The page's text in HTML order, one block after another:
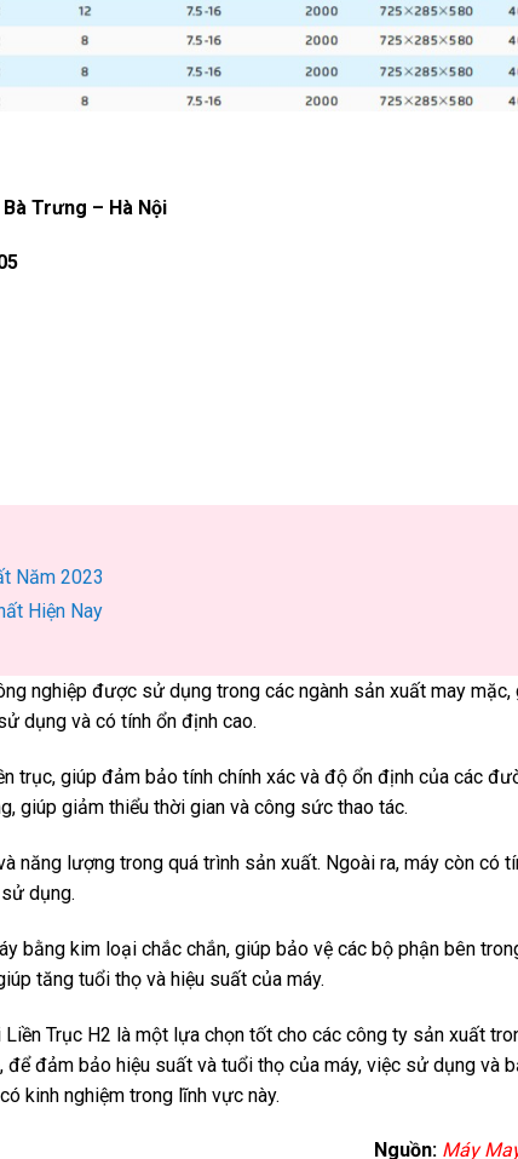
Trưng – Hà Nội
Năm 2023
Hiện Nay
nghiệp được sử dụng trong các ngành sản xuất may mặc,
dụng và có tính ổn định cao.
trục, giúp đảm bảo tính chính xác và độ ổn định của các
giúp giảm thiểu thời gian và công sức thao tác.
năng lượng trong quá trình sản xuất. Ngoài ra, máy còn có
dụng.
bằng kim loại chắc chắn, giúp bảo vệ các bộ phận bên
tăng tuổi thọ và hiệu suất của máy.
Trục H2 là một lựa chọn tốt cho các công ty sản xuất
để đảm bảo hiệu suất và tuổi thọ của máy, việc sử dụng và
kinh nghiệm trong lĩnh vực này.
Nguồn: Máy